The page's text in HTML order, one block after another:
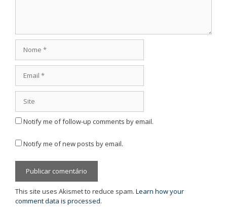
Notify me of follow-up comments by email.
Notify me of new posts by email.
This site uses Akismet to reduce spam. Learn how your
comment data is processed.